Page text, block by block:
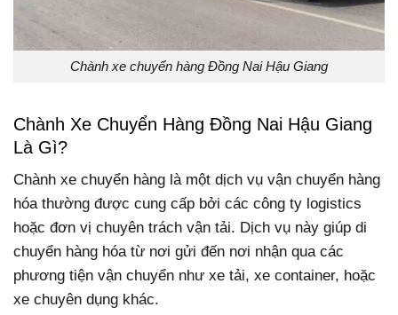
Chành xe chuyển hàng Đồng Nai Hậu Giang
Chành Xe Chuyển Hàng Đồng Nai Hậu Giang
Là Gì?
Chành xe chuyển hàng là một dịch vụ vận chuyển hàng
hóa thường được cung cấp bởi các công ty logistics
hoặc đơn vị chuyên trách vận tải. Dịch vụ này giúp di
chuyển hàng hóa từ nơi gửi đến nơi nhận qua các
phương tiện vận chuyển như xe tải, xe container, hoặc
xe chuyên dụng khác.